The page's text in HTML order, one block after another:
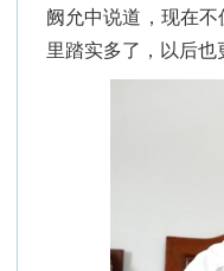
阙允中说道，现在
里踏实多了，以后也